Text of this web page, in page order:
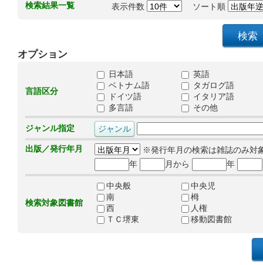
検索結果一覧 表示件数 ソート順
オプション
言語区分
日本語
英語
ベトナム語
タガログ語
ドイツ語
イタリア語
多言語
その他
ジャンル指定
出版／発行年月
※発行年月の検索は雑誌のみ対
年
月から 年
検索対象図書館
中央般
中央児
南
栂
西
人権
ＴＣ堺東
移動図書館